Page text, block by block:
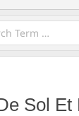
Sol Et